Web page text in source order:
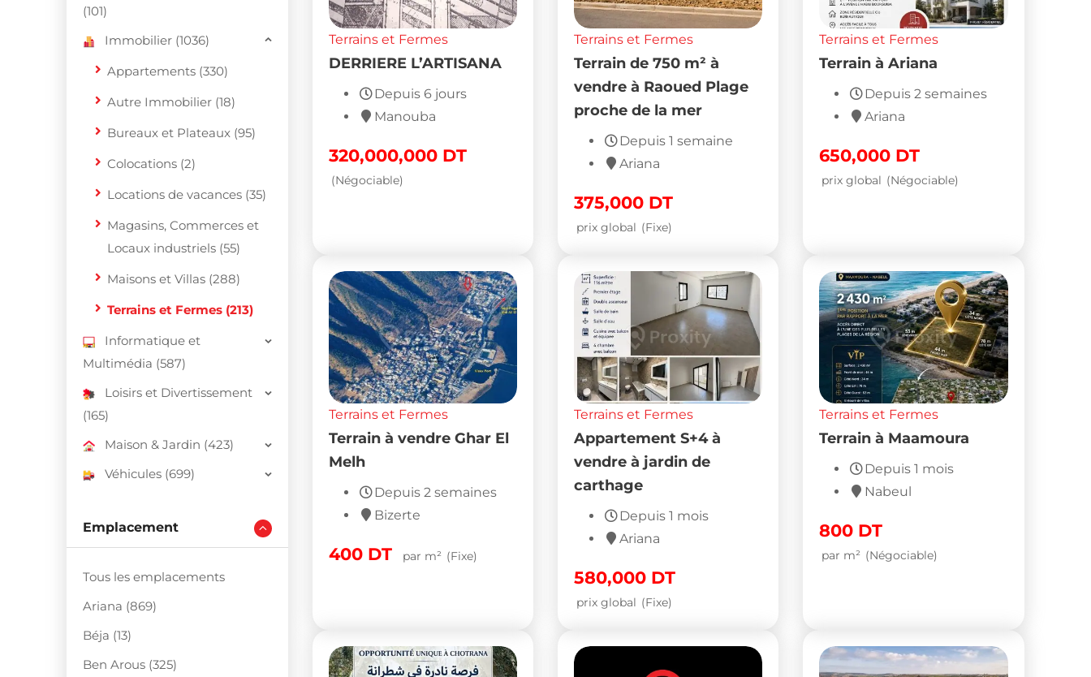
(101)
Immobilier (1036)
Appartements (330)
Autre Immobilier (18)
Bureaux et Plateaux (95)
Colocations (2)
Locations de vacances (35)
Magasins, Commerces et
Locaux industriels (55)
Maisons et Villas (288)
Terrains et Fermes (213)
Informatique et
Multimédia (587)
Loisirs et Divertissement
(165)
Maison & Jardin (423)
Véhicules (699)
Emplacement
Tous les emplacements
Ariana (869)
Béja (13)
Ben Arous (325)
Terrains et Fermes
DERRIERE L’ARTISANA
Depuis 6 jours
Manouba
320,000,000 DT
(Négociable)
Terrains et Fermes
Terrain de 750 m² à
vendre à Raoued Plage
proche de la mer
Depuis 1 semaine
Ariana
375,000 DT
prix global (Fixe)
Terrains et Fermes
Terrain à Ariana
Depuis 2 semaines
Ariana
650,000 DT
prix global (Négociable)
Terrains et Fermes
Terrain à vendre Ghar El
Melh
Depuis 2 semaines
Bizerte
400 DT par m² (Fixe)
Terrains et Fermes
Appartement S+4 à
vendre à jardin de
carthage
Depuis 1 mois
Ariana
580,000 DT
prix global (Fixe)
Terrains et Fermes
Terrain à Maamoura
Depuis 1 mois
Nabeul
800 DT
par m² (Négociable)